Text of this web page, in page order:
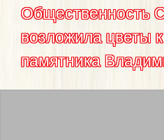
Общественность
возложила цветы
памятника